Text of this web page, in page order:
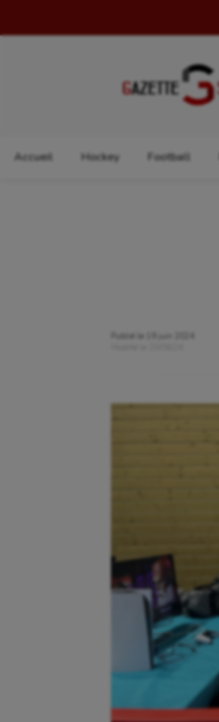
Accueil Hockey Football
Publié le